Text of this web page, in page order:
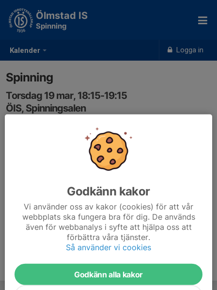
Kalender Logga in
Ölmstad IS
Spinning
Spinning
Torsdag 19 mar, 18:15-19:15
ÖIS, Spinningsalen
Godkänn kakor
Vi använder oss av kakor (cookies) för att vår
webbplats ska fungera bra för dig. De används
även för webbanalys i syfte att hjälpa oss att
förbättra våra tjänster.
Så använder vi cookies
Godkänn alla kakor